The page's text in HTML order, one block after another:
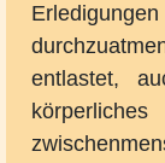
entlastet,